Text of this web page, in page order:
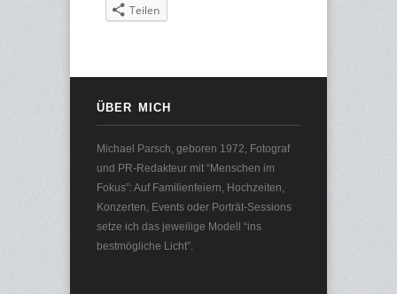
Teilen
ÜBER MICH
Michael Parsch, geboren 1972, Fotograf
und PR-Redakteur mit “Menschen im
Fokus”: Auf Familienfeiern, Hochzeiten,
Konzerten, Events oder Porträt-Sessions
setze ich das jeweilige Modell “ins
bestmögliche Licht”.